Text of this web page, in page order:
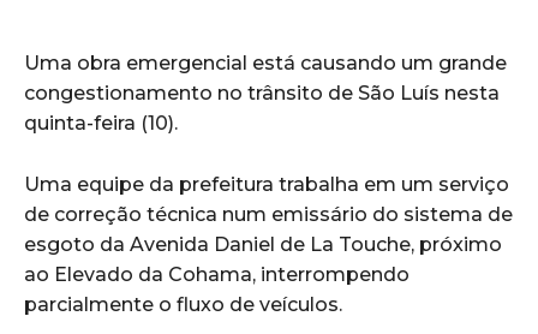
Uma obra emergencial está causando um grande
congestionamento no trânsito de São Luís nesta
quinta-feira (10).
Uma equipe da prefeitura trabalha em um serviço
de correção técnica num emissário do sistema de
esgoto da Avenida Daniel de La Touche, próximo
ao Elevado da Cohama, interrompendo
parcialmente o fluxo de veículos.